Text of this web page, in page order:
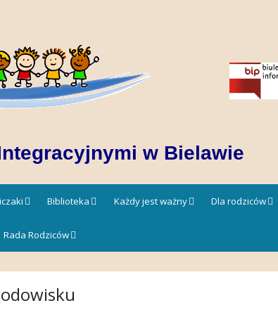
w Bielawie
Biblioteka Każdy jest ważny Dla rodziców
Rada Rodziców